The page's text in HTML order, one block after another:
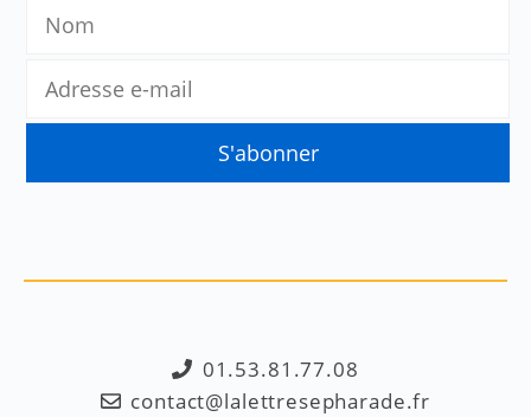
01.53.81.77.08
contact@lalettresepharade.fr